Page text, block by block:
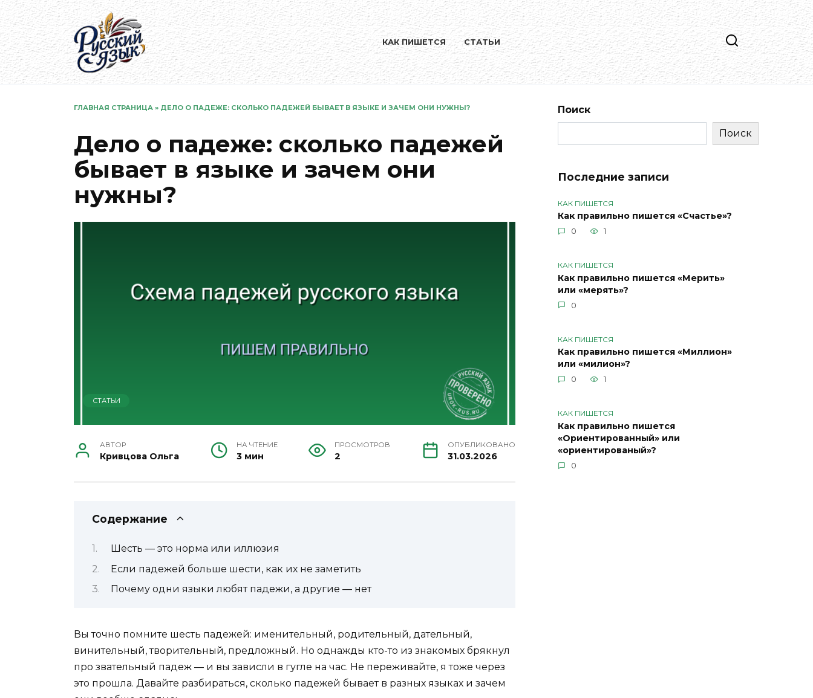
Перейти
к
содержанию
КАК ПИШЕТСЯ СТАТЬИ
ГЛАВНАЯ СТРАНИЦА » ДЕЛО О ПАДЕЖЕ: СКОЛЬКО ПАДЕЖЕЙ БЫВАЕТ В ЯЗЫКЕ И ЗАЧЕМ ОНИ НУЖНЫ?
Дело о падеже: сколько падежей
бывает в языке и зачем они
нужны?
СТАТЬИ
АВТОР
Кривцова Ольга
НА ЧТЕНИЕ
3 мин
ПРОСМОТРОВ
2
ОПУБЛИКОВАНО
31.03.2026
Содержание
Шесть — это норма или иллюзия
Если падежей больше шести, как их не заметить
Почему одни языки любят падежи, а другие — нет
Вы точно помните шесть падежей: именительный, родительный, дательный,
винительный, творительный, предложный. Но однажды кто-то из знакомых брякнул
про звательный падеж — и вы зависли в гугле на час. Не переживайте, я тоже через
это прошла. Давайте разбираться, сколько падежей бывает в разных языках и зачем
Поиск
Поиск
Последние записи
КАК ПИШЕТСЯ
Как правильно пишется «Счастье»?
0 1
КАК ПИШЕТСЯ
Как правильно пишется «Мерить»
или «мерять»?
0
КАК ПИШЕТСЯ
Как правильно пишется «Миллион»
или «милион»?
0 1
КАК ПИШЕТСЯ
Как правильно пишется
«Ориентированный» или
«ориентированый»?
0